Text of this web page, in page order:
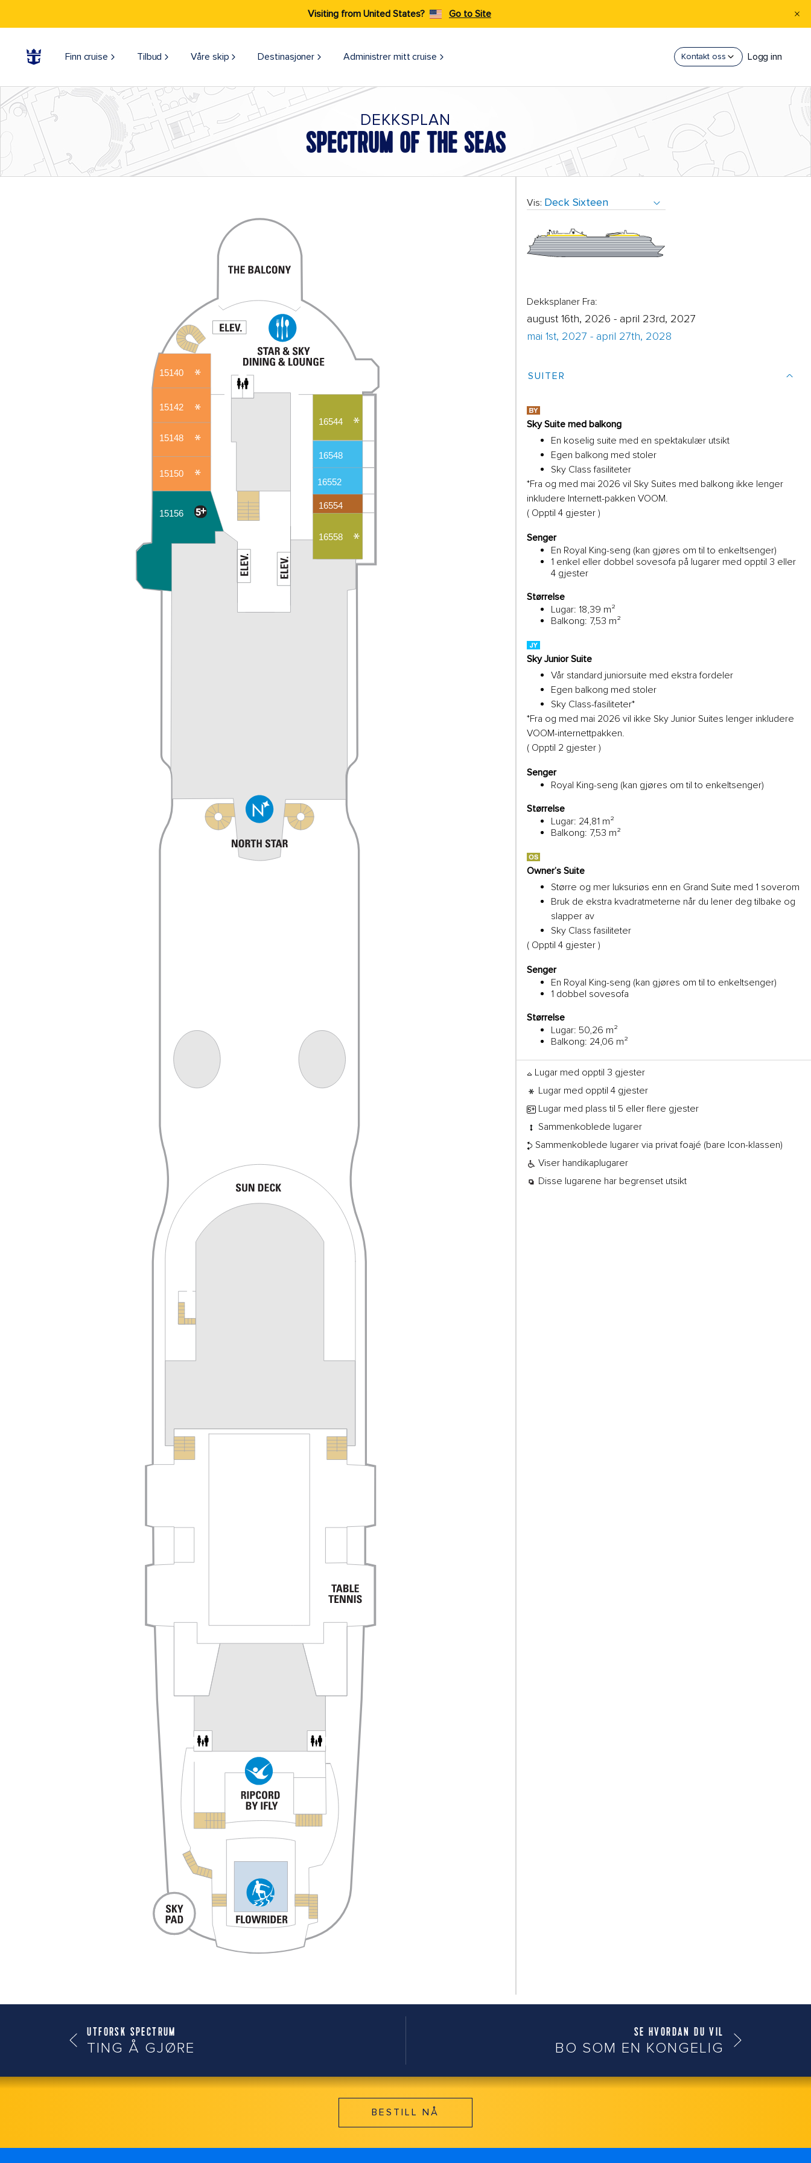
Visiting from United States? Go to Site
Finn cruise Tilbud Våre skip Destinasjoner Administrer mitt cruise Kontakt oss Logg inn
DEKKSPLAN
SPECTRUM OF THE SEAS
Vis:
Dekksplaner Fra:
august 16th, 2026 - april 23rd, 2027
mai 1st, 2027 - april 27th, 2028
SUITER
Sky Suite med balkong
En koselig suite med en spektakulær utsikt
Egen balkong med stoler
Sky Class fasiliteter
*Fra og med mai 2026 vil Sky Suites med balkong ikke lenger
inkludere Internett-pakken VOOM.
( Opptil 4 gjester )
Senger
En Royal King-seng (kan gjøres om til to enkeltsenger)
1 enkel eller dobbel sovesofa på lugarer med opptil 3 eller
4 gjester
Størrelse
Lugar: 18,39 m²
Balkong: 7,53 m²
Sky Junior Suite
Vår standard juniorsuite med ekstra fordeler
Egen balkong med stoler
Sky Class-fasiliteter*
*Fra og med mai 2026 vil ikke Sky Junior Suites lenger inkludere
VOOM-internettpakken.
( Opptil 2 gjester )
Senger
Royal King-seng (kan gjøres om til to enkeltsenger)
Størrelse
Lugar: 24,81 m²
Balkong: 7,53 m²
Owner’s Suite
Større og mer luksuriøs enn en Grand Suite med 1 soverom
Bruk de ekstra kvadratmeterne når du lener deg tilbake og
slapper av
Sky Class fasiliteter
( Opptil 4 gjester )
Senger
En Royal King-seng (kan gjøres om til to enkeltsenger)
1 dobbel sovesofa
Størrelse
Lugar: 50,26 m²
Balkong: 24,06 m²
Lugar med opptil 3 gjester
Lugar med opptil 4 gjester
Lugar med plass til 5 eller flere gjester
Sammenkoblede lugarer
Sammenkoblede lugarer via privat foajé (bare Icon-klassen)
Viser handikaplugarer
Disse lugarene har begrenset utsikt
UTFORSK SPECTRUM
TING Å GJØRE
SE HVORDAN DU VIL
BO SOM EN KONGELIG
BESTILL NÅ